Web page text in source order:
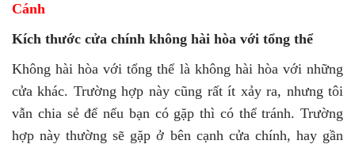
Cánh
Kích thước cửa chính không hài hòa với tổng thể
Không hài hòa với tổng thể là không hài hòa với những
cửa khác. Trường hợp này cũng rất ít xảy ra, nhưng tôi
vẫn chia sẻ để nếu bạn có gặp thì có thể tránh. Trường
hợp này thường sẽ gặp ở bên cạnh cửa chính, hay gần